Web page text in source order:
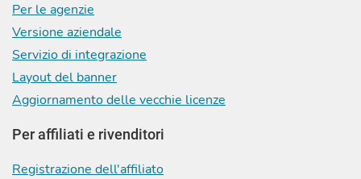
Per le agenzie
Versione aziendale
Servizio di integrazione
Layout del banner
Aggiornamento delle vecchie licenze
Per affiliati e rivenditori
Registrazione dell'affiliato